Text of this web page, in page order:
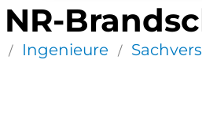
NR-
/ Ingenieure /